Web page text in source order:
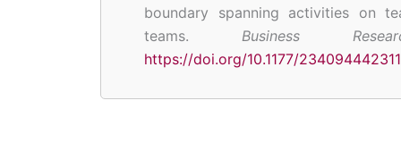
boundary spanning activities on
teams. Business
https://doi.org/10.1177/
Rodriguez-Escudero, A. I.,